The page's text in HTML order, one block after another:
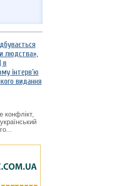
людства»,
в
інтерв’ю
видання
конфлікт,